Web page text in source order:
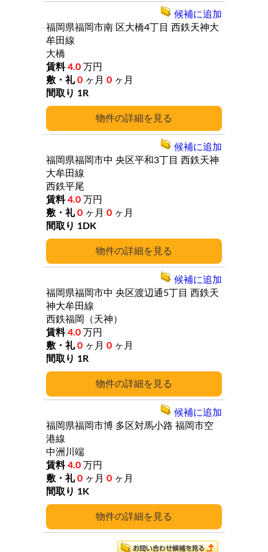
詳細
福岡県福岡市南 区大橋4丁目 西鉄天神大
牟田線
大橋
4.0 万円
0 ヶ月 0 ヶ月
1R
候補に追加
詳細
福岡県福岡市中 央区平和3丁目 西鉄天神
大牟田線
西鉄平尾
4.0 万円
0 ヶ月 0 ヶ月
1DK
候補に追加
詳細
福岡県福岡市中 央区渡辺通5丁目 西鉄天
神大牟田線
西鉄福岡（天神）
4.0 万円
0 ヶ月 0 ヶ月
1R
候補に追加
詳細
福岡県福岡市博 多区対馬小路 福岡市空
港線
中洲川端
4.0 万円
0 ヶ月 0 ヶ月
1K
候補に追加